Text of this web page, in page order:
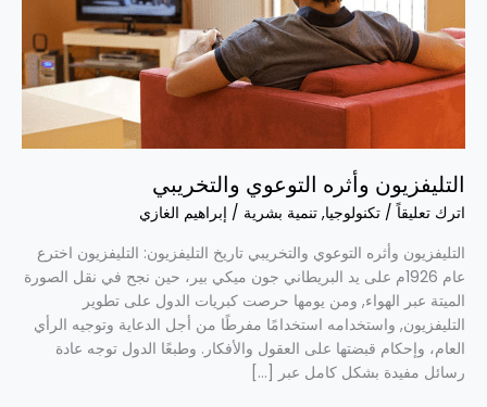
التليفزيون وأثره التوعوي والتخريبي
اترك تعليقاً / تكنولوجيا, تنمية بشرية / إبراهيم الغازي
التليفزيون وأثره التوعوي والتخريبي تاريخ التليفزيون: التليفزيون اخترع
عام 1926م على يد البريطاني جون ميكي بير، حين نجح في نقل الصورة
الميتة عبر الهواء, ومن يومها حرصت كبريات الدول على تطوير
التليفزيون, واستخدامه استخدامًا مفرطًا من أجل الدعاية وتوجيه الرأي
العام، وإحكام قبضتها على العقول والأفكار. وطبعًا الدول توجه عادة
رسائل مفيدة بشكل كامل عبر […]